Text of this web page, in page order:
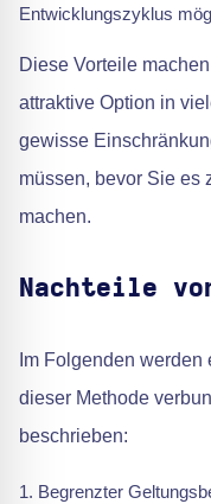
Entwicklungszyklus
Diese Vorteile
attraktive Option in
gewisse
müssen, bevor Sie es
machen.
Nachteile
Im Folgenden
dieser Methode
beschrieben:
Begrenzter